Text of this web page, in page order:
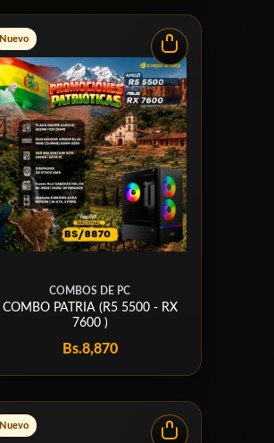
Nuevo
COMBOS DE PC
COMBO PATRIA (R5 5500 - RX
7600 )
Bs.8,870
Nuevo